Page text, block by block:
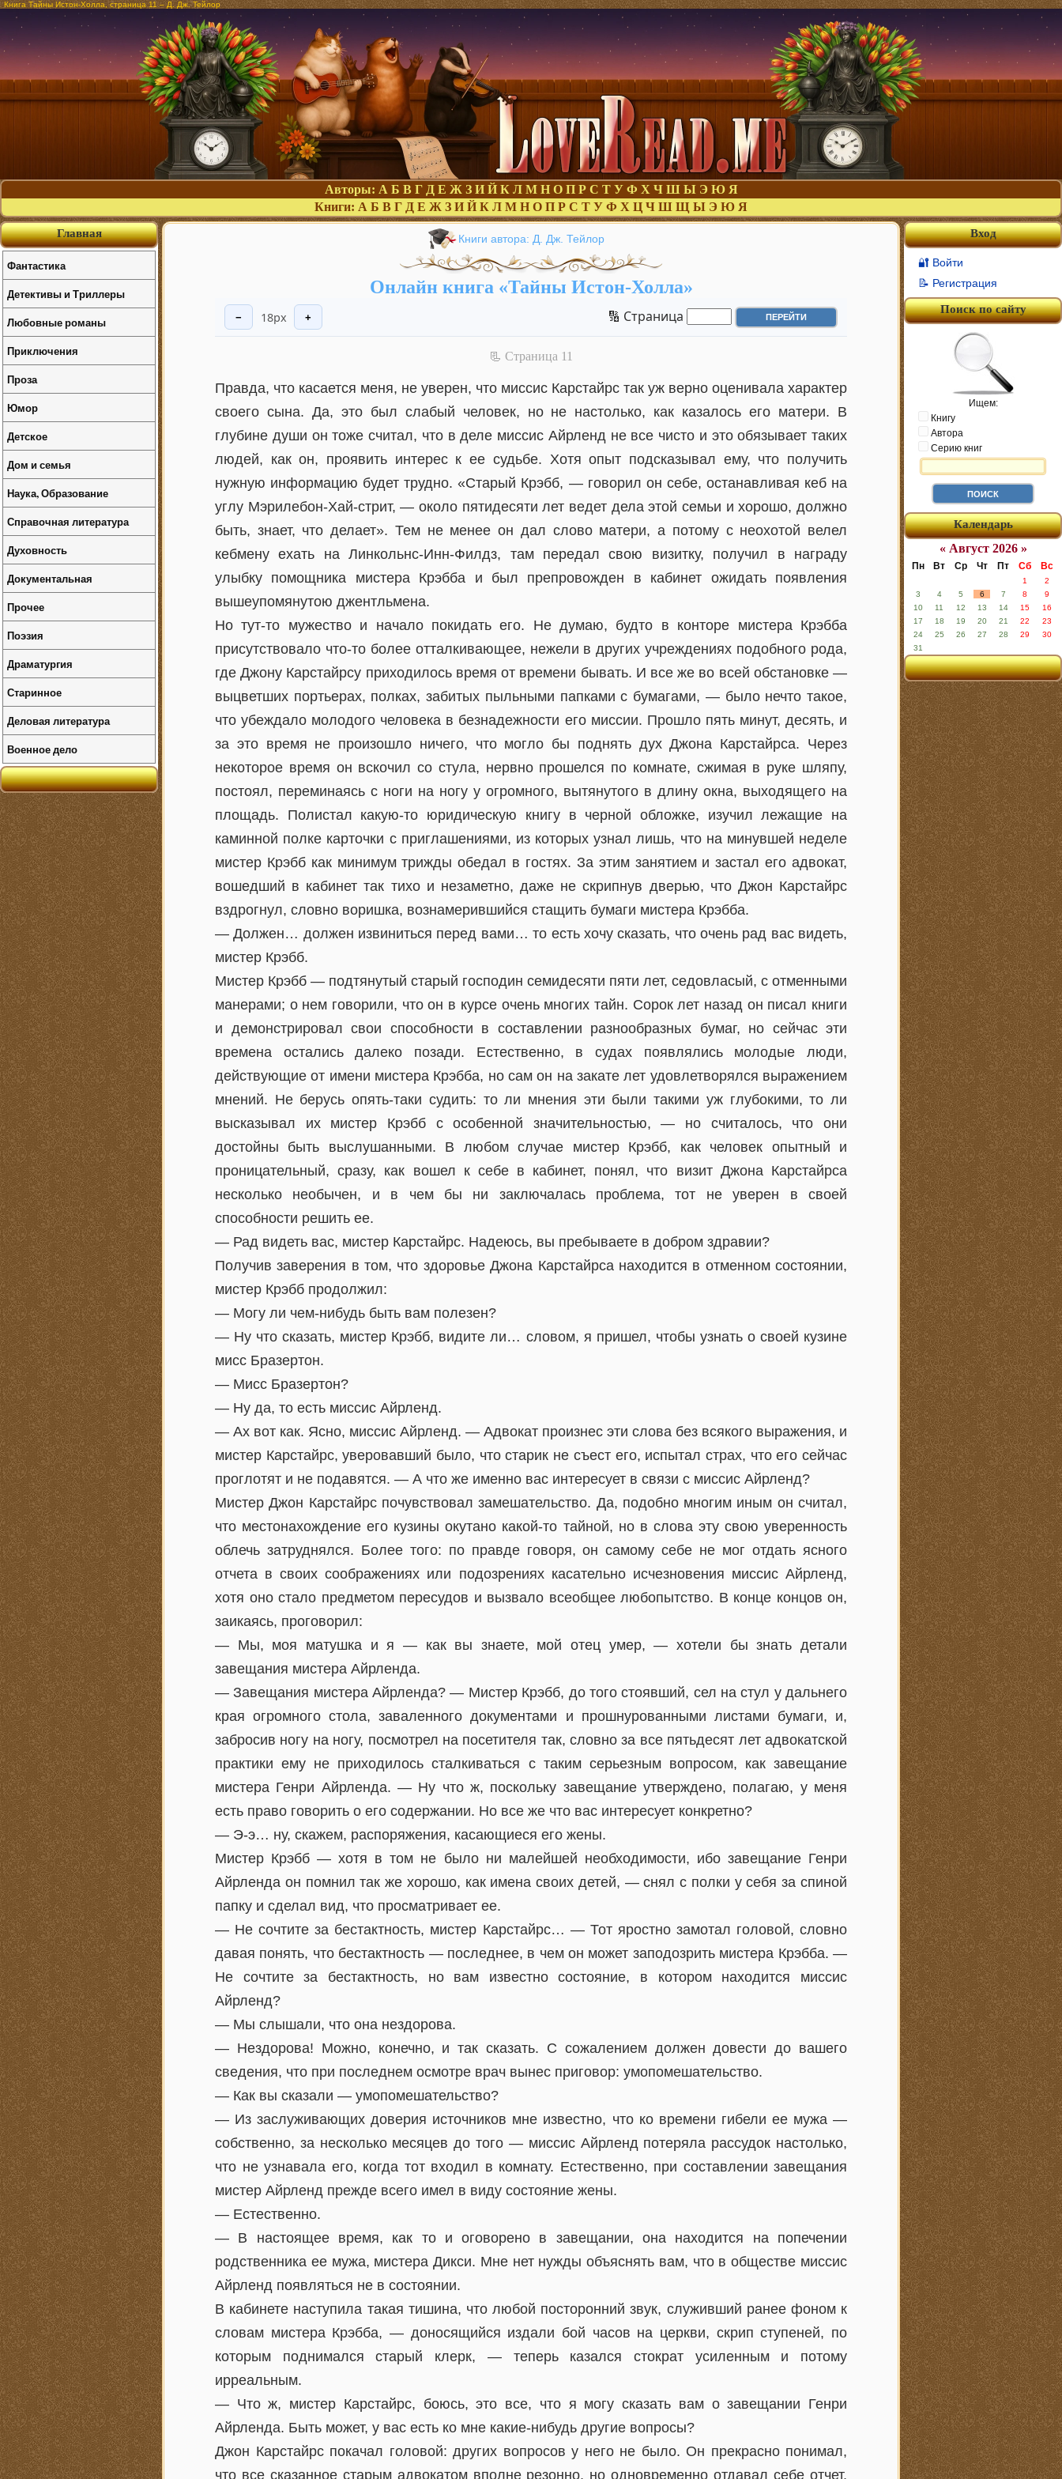
Книга Тайны Истон-Холла, страница 11 – Д. Дж. Тейлор
Авторы: А Б В Г Д Е Ж З И Й К Л М Н О П Р С Т У Ф Х Ч Ш Ы Э Ю Я
Книги: А Б В Г Д Е Ж З И Й К Л М Н О П Р С Т У Ф Х Ц Ч Ш Щ Ы Э Ю Я
Книги автора: Д. Дж. Тейлор
Онлайн книга «Тайны Истон-Холла»
− 18px + 🔢 Страница
📃 Cтраница 11
Правда, что касается меня, не уверен, что миссис Карстайрс так уж верно оценивала характер
своего сына. Да, это был слабый человек, но не настолько, как казалось его матери. В
глубине души он тоже считал, что в деле миссис Айрленд не все чисто и это обязывает таких
людей, как он, проявить интерес к ее судьбе. Хотя опыт подсказывал ему, что получить
нужную информацию будет трудно. «Старый Крэбб, — говорил он себе, останавливая кеб на
углу Мэрилебон-Хай-стрит, — около пятидесяти лет ведет дела этой семьи и хорошо, должно
быть, знает, что делает». Тем не менее он дал слово матери, а потому с неохотой велел
кебмену ехать на Линкольнс-Инн-Филдз, там передал свою визитку, получил в награду
улыбку помощника мистера Крэбба и был препровожден в кабинет ожидать появления
вышеупомянутою джентльмена.
Но тут-то мужество и начало покидать его. Не думаю, будто в конторе мистера Крэбба
присутствовало что-то более отталкивающее, нежели в других учреждениях подобного рода,
где Джону Карстайрсу приходилось время от времени бывать. И все же во всей обстановке —
выцветших портьерах, полках, забитых пыльными папками с бумагами, — было нечто такое,
что убеждало молодого человека в безнадежности его миссии. Прошло пять минут, десять, и
за это время не произошло ничего, что могло бы поднять дух Джона Карстайрса. Через
некоторое время он вскочил со стула, нервно прошелся по комнате, сжимая в руке шляпу,
постоял, переминаясь с ноги на ногу у огромного, вытянутого в длину окна, выходящего на
площадь. Полистал какую-то юридическую книгу в черной обложке, изучил лежащие на
каминной полке карточки с приглашениями, из которых узнал лишь, что на минувшей неделе
мистер Крэбб как минимум трижды обедал в гостях. За этим занятием и застал его адвокат,
вошедший в кабинет так тихо и незаметно, даже не скрипнув дверью, что Джон Карстайрс
вздрогнул, словно воришка, вознамерившийся стащить бумаги мистера Крэбба.
— Должен… должен извиниться перед вами… то есть хочу сказать, что очень рад вас видеть,
мистер Крэбб.
Мистер Крэбб — подтянутый старый господин семидесяти пяти лет, седовласый, с отменными
манерами; о нем говорили, что он в курсе очень многих тайн. Сорок лет назад он писал книги
и демонстрировал свои способности в составлении разнообразных бумаг, но сейчас эти
времена остались далеко позади. Естественно, в судах появлялись молодые люди,
действующие от имени мистера Крэбба, но сам он на закате лет удовлетворялся выражением
мнений. Не берусь опять-таки судить: то ли мнения эти были такими уж глубокими, то ли
высказывал их мистер Крэбб с особенной значительностью, — но считалось, что они
достойны быть выслушанными. В любом случае мистер Крэбб, как человек опытный и
проницательный, сразу, как вошел к себе в кабинет, понял, что визит Джона Карстайрса
несколько необычен, и в чем бы ни заключалась проблема, тот не уверен в своей
способности решить ее.
— Рад видеть вас, мистер Карстайрс. Надеюсь, вы пребываете в добром здравии?
Получив заверения в том, что здоровье Джона Карстайрса находится в отменном состоянии,
мистер Крэбб продолжил:
— Могу ли чем-нибудь быть вам полезен?
— Ну что сказать, мистер Крэбб, видите ли… словом, я пришел, чтобы узнать о своей кузине
мисс Бразертон.
— Мисс Бразертон?
— Ну да, то есть миссис Айрленд.
— Ах вот как. Ясно, миссис Айрленд. — Адвокат произнес эти слова без всякого выражения, и
мистер Карстайрс, уверовавший было, что старик не съест его, испытал страх, что его сейчас
проглотят и не подавятся. — А что же именно вас интересует в связи с миссис Айрленд?
Мистер Джон Карстайрс почувствовал замешательство. Да, подобно многим иным он считал,
что местонахождение его кузины окутано какой-то тайной, но в слова эту свою уверенность
облечь затруднялся. Более того: по правде говоря, он самому себе не мог отдать ясного
отчета в своих соображениях или подозрениях касательно исчезновения миссис Айрленд,
хотя оно стало предметом пересудов и вызвало всеобщее любопытство. В конце концов он,
заикаясь, проговорил:
— Мы, моя матушка и я — как вы знаете, мой отец умер, — хотели бы знать детали
завещания мистера Айрленда.
— Завещания мистера Айрленда? — Мистер Крэбб, до того стоявший, сел на стул у дальнего
края огромного стола, заваленного документами и прошнурованными листами бумаги, и,
забросив ногу на ногу, посмотрел на посетителя так, словно за все пятьдесят лет адвокатской
практики ему не приходилось сталкиваться с таким серьезным вопросом, как завещание
мистера Генри Айрленда. — Ну что ж, поскольку завещание утверждено, полагаю, у меня
есть право говорить о его содержании. Но все же что вас интересует конкретно?
— Э-э… ну, скажем, распоряжения, касающиеся его жены.
Мистер Крэбб — хотя в том не было ни малейшей необходимости, ибо завещание Генри
Айрленда он помнил так же хорошо, как имена своих детей, — снял с полки у себя за спиной
папку и сделал вид, что просматривает ее.
— Не сочтите за бестактность, мистер Карстайрс… — Тот яростно замотал головой, словно
давая понять, что бестактность — последнее, в чем он может заподозрить мистера Крэбба. —
Не сочтите за бестактность, но вам известно состояние, в котором находится миссис
Айрленд?
— Мы слышали, что она нездорова.
— Нездорова! Можно, конечно, и так сказать. С сожалением должен довести до вашего
сведения, что при последнем осмотре врач вынес приговор: умопомешательство.
— Как вы сказали — умопомешательство?
— Из заслуживающих доверия источников мне известно, что ко времени гибели ее мужа —
собственно, за несколько месяцев до того — миссис Айрленд потеряла рассудок настолько,
что не узнавала его, когда тот входил в комнату. Естественно, при составлении завещания
мистер Айрленд прежде всего имел в виду состояние жены.
— Естественно.
— В настоящее время, как то и оговорено в завещании, она находится на попечении
родственника ее мужа, мистера Дикси. Мне нет нужды объяснять вам, что в обществе миссис
Айрленд появляться не в состоянии.
В кабинете наступила такая тишина, что любой посторонний звук, служивший ранее фоном к
словам мистера Крэбба, — доносящийся издали бой часов на церкви, скрип ступеней, по
которым поднимался старый клерк, — теперь казался стократ усиленным и потому
ирреальным.
— Что ж, мистер Карстайрс, боюсь, это все, что я могу сказать вам о завещании Генри
Айрленда. Быть может, у вас есть ко мне какие-нибудь другие вопросы?
Джон Карстайрс покачал головой: других вопросов у него не было. Он прекрасно понимал,
что все сказанное старым адвокатом вполне резонно, но одновременно отдавал себе отчет,
Вход
🔐 Войти
📝 Регистрация
Поиск по сайту
Ищем:
Книгу
Автора
Серию книг
Календарь
« Август 2026 »
Пн Вт Ср Чт Пт Сб Вс
1
2
3
4 5 6 7 8
9
10
11 12 13 14 15
16
17
18 19 20 21 22
23
24
25 26 27 28 29
30
31
Главная
Фантастика
Детективы и Триллеры
Любовные романы
Приключения
Проза
Юмор
Детское
Дом и семья
Наука, Образование
Справочная литература
Духовность
Документальная
Прочее
Поэзия
Драматургия
Старинное
Деловая литература
Военное дело